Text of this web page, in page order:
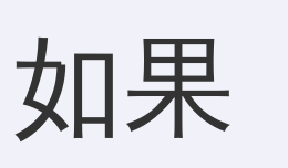
果